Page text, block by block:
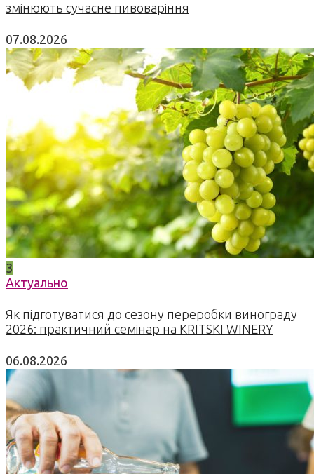
змінюють сучасне пивоваріння
07.08.2026
3
Актуально
Як підготуватися до сезону переробки винограду
2026: практичний семінар на KRITSKI WINERY
06.08.2026